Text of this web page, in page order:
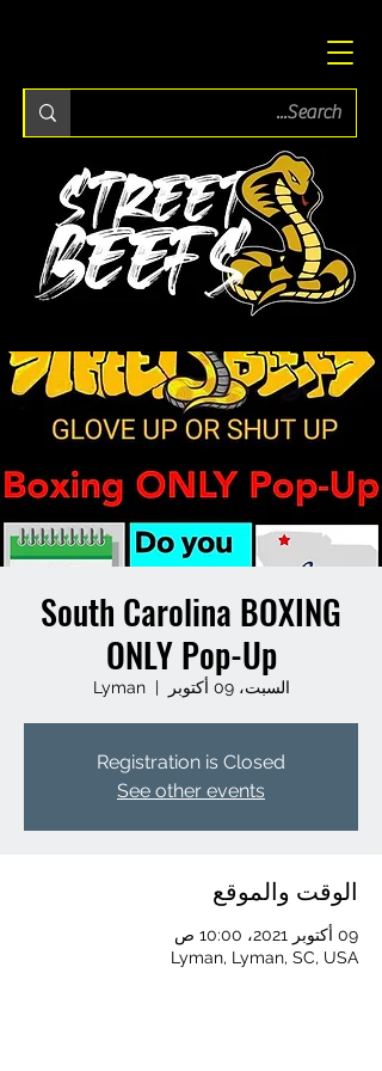
South Carolina BOXING
ONLY Pop-Up
السبت، 09 أكتوبر
  |
Lyman
Registration is Closed
See other events
الوقت والموقع
09 أكتوبر 2021، 10:00 ص
Lyman, Lyman, SC, USA